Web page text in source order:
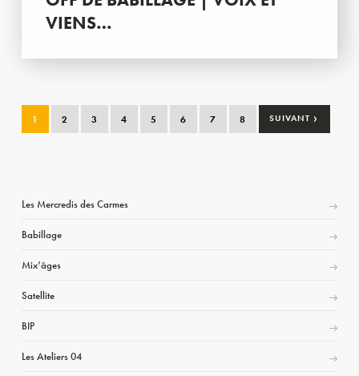
VIENS…
1 2 3 4 5 6 7 8 SUIVANT ›
Les Mercredis des Carmes
Babillage
Mix’âges
Satellite
BIP
Les Ateliers 04